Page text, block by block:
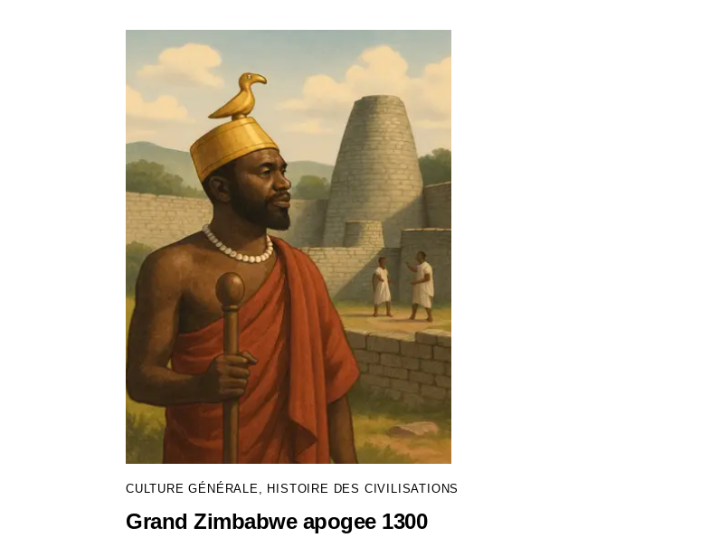
CULTURE GÉNÉRALE, HISTOIRE DES CIVILISATIONS
Grand Zimbabwe apogee 1300